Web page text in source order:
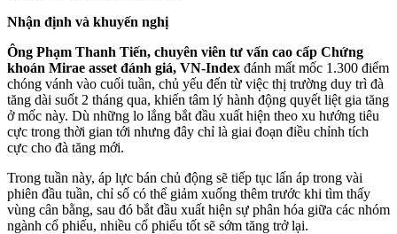
Nhận định và khuyến nghị
Ông Phạm Thanh Tiến, chuyên viên tư vấn cao cấp Chứng
khoán Mirae as‌set đánh giá, VN-Index đánh mất mốc 1.300 điểm
chóng vánh vào cuối tuần, chủ yếu đến từ việc thị trường duy trì đà
tăng dài suốt 2 tháng qua, khiến tâm lý hành động quyết liệt gia tăng
ở mốc này. Dù những lo lắng bắt đầu xuất hiện theo xu hướng tiêu
cực trong thời gian tới nhưng đây chỉ là giai đoạn điều chỉnh tích
cực cho đà tăng mới.
Trong tuần này, áp lực bán chủ động sẽ tiếp tục lấn áp trong vài
phiên đầu tuần, chỉ số có thể giảm xuống thêm trước khi tìm thấy
vùng cân bằng, sau đó bắt đầu xuất hiện sự phân hóa giữa các nhóm
ngành cổ phiếu, nhiều cổ phiếu tốt sẽ sớm tăng trở lại.